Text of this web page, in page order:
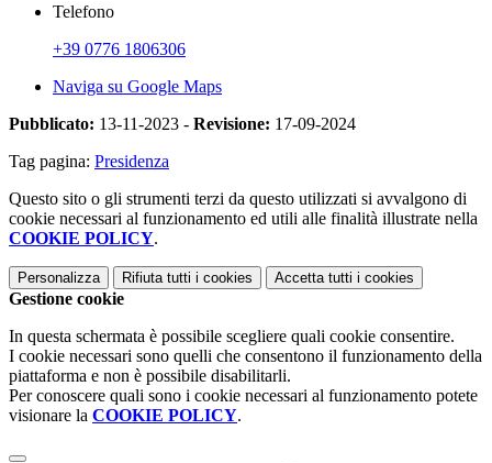
Telefono
+39 0776 1806306
Naviga su Google Maps
Pubblicato: 13-11-2023 - Revisione: 17-09-2024
Tag pagina: Presidenza
Questo sito o gli strumenti terzi da questo utilizzati si avvalgono di
cookie necessari al funzionamento ed utili alle finalità illustrate nella
COOKIE POLICY.
Personalizza Rifiuta tutti i cookies Accetta tutti i cookies
Gestione cookie
In questa schermata è possibile scegliere quali cookie consentire.
I cookie necessari sono quelli che consentono il funzionamento della
piattaforma e non è possibile disabilitarli.
Per conoscere quali sono i cookie necessari al funzionamento potete
visionare la COOKIE POLICY.